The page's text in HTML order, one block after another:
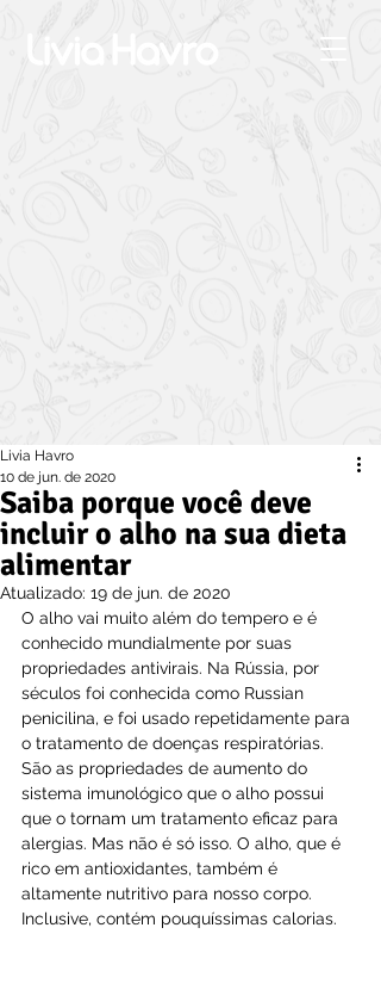
Saiba porque você deve
incluir o alho na sua dieta
alimentar
Livia Havro
10 de jun. de 2020
Atualizado: 19 de jun. de 2020
O alho vai muito além do tempero e é
conhecido mundialmente por suas
propriedades antivirais. Na Rússia, por
séculos foi conhecida como Russian
penicilina, e foi usado repetidamente para
o tratamento de doenças respiratórias.
São as propriedades de aumento do
sistema imunológico que o alho possui
que o tornam um tratamento eficaz para
alergias. Mas não é só isso. O alho, que é
rico em antioxidantes, também é
altamente nutritivo para nosso corpo.
Inclusive, contém pouquíssimas calorias.